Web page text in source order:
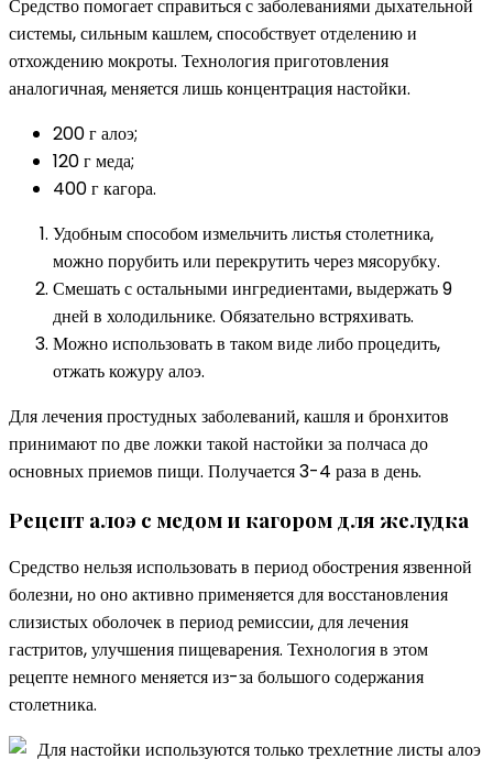
Средство помогает справиться с заболеваниями дыхательной
системы, сильным кашлем, способствует отделению и
отхождению мокроты. Технология приготовления
аналогичная, меняется лишь концентрация настойки.
200 г алоэ;
120 г меда;
400 г кагора.
Удобным способом измельчить листья столетника,
можно порубить или перекрутить через мясорубку.
Смешать с остальными ингредиентами, выдержать 9
дней в холодильнике. Обязательно встряхивать.
Можно использовать в таком виде либо процедить,
отжать кожуру алоэ.
Для лечения простудных заболеваний, кашля и бронхитов
принимают по две ложки такой настойки за полчаса до
основных приемов пищи. Получается 3-4 раза в день.
Рецепт алоэ с медом и кагором для желудка
Средство нельзя использовать в период обострения язвенной
болезни, но оно активно применяется для восстановления
слизистых оболочек в период ремиссии, для лечения
гастритов, улучшения пищеварения. Технология в этом
рецепте немного меняется из-за большого содержания
столетника.
Для настойки используются только трехлетние листы алоэ